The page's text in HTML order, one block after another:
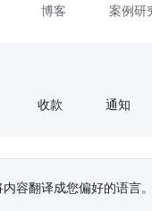
博客 案例研
收款 通知
容翻译成您偏好的语言